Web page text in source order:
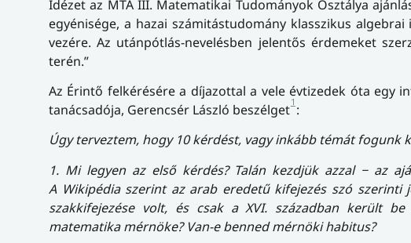
Idézet az MTA III. Matematikai Tudományok Osztálya
egyénisége, a hazai számitástudomány klasszikus
vezére. Az utánpótlás-nevelésben jelentős érdemeket
terén.”
Az Érintő felkérésére a díjazottal a vele évtizedek óta egy
tanácsadója, Gerencsér László beszélget1 :
Úgy terveztem, hogy 10 kérdést, vagy inkább témát fogunk
1. Mi legyen az első kérdés? Talán kezdjük azzal − az
A Wikipédia szerint az arab eredetű kifejezés szó szerinti
szakkifejezése volt, és csak a XVI. században került
matematika mérnöke? Van-e benned mérnöki habitus?